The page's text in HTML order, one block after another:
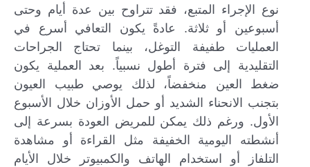
نوع الإجراء المتبع، فقد تتراوح بين عدة أيام وحتى
أسبوعين أو ثلاثة. عادةً يكون التعافي أسرع في
العمليات طفيفة التوغل، بينما تحتاج الجراحات
التقليدية إلى فترة أطول نسبياً. بعد العملية يكون
ضغط العين منخفضاً، لذلك يوصي طبيب العيون
بتجنب الانحناء الشديد أو حمل الأوزان خلال الأسبوع
الأول. ورغم ذلك يمكن للمريض العودة بسرعة إلى
أنشطته اليومية الخفيفة مثل القراءة أو مشاهدة
التلفاز أو استخدام الهاتف والكمبيوتر خلال الأيام